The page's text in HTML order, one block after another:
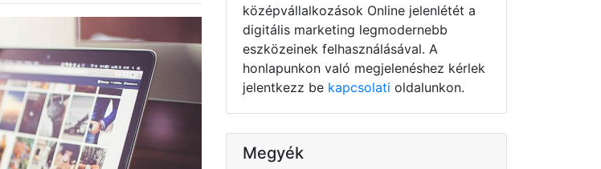
középvállalkozások Online jelenlétét a
digitális marketing legmodernebb
eszközeinek felhasználásával. A
honlapunkon való megjelenéshez kérlek
jelentkezz be kapcsolati oldalunkon.
Megyék